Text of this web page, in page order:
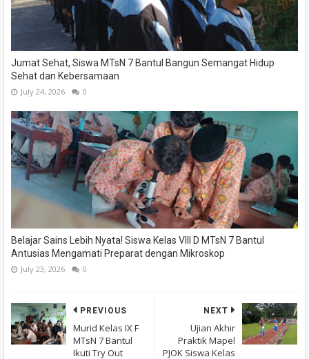
Jumat Sehat, Siswa MTsN 7 Bantul Bangun Semangat Hidup
Sehat dan Kebersamaan
July 24, 2026 0
Belajar Sains Lebih Nyata! Siswa Kelas VIII D MTsN 7 Bantul
Antusias Mengamati Preparat dengan Mikroskop
July 23, 2026 0
NEXT
Ujian Akhir
Praktik Mapel
PJOK Siswa Kelas
PREVIOUS
Murid Kelas IX F
MTsN 7 Bantul
Ikuti Try Out